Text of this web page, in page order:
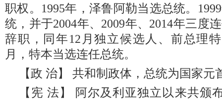
职权。1995年，泽鲁阿勒当选总统。
统，并于2004年、2009年、2014年三度
辞职，同年12月独立候选人、前总理
月，特本当选连任总统。
【政 治】 共和制政体，总统为国家元
【宪 法】 阿尔及利亚独立以来共颁